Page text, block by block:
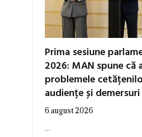
Prima sesiune
2026: MAN spune că
problemele
audiențe și demersuri
6 august 2026
…